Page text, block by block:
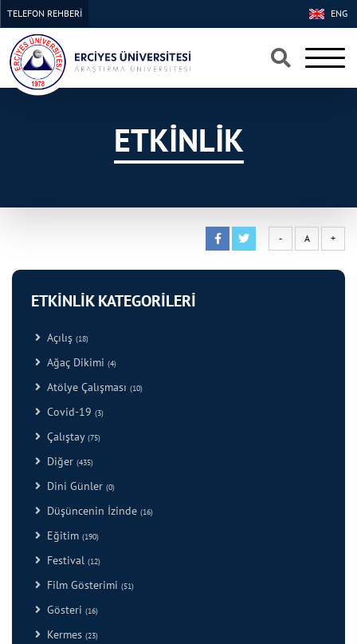
×
×
ENG
TELEFON REHBERİ
ETKİNLİK
- A +
ETKİNLİK KATEGORİLERİ
Açılış (18)
Ağaç Dikimi (4)
Atölye Çalışması (10)
Covid-19 (3)
Çalıştay (75)
Diğer (435)
Dini Günler (0)
Düşüncenin İzinde (16)
Eğitim (190)
Festival (12)
Film Gösterimi (51)
Gösteri (16)
Kermes (23)